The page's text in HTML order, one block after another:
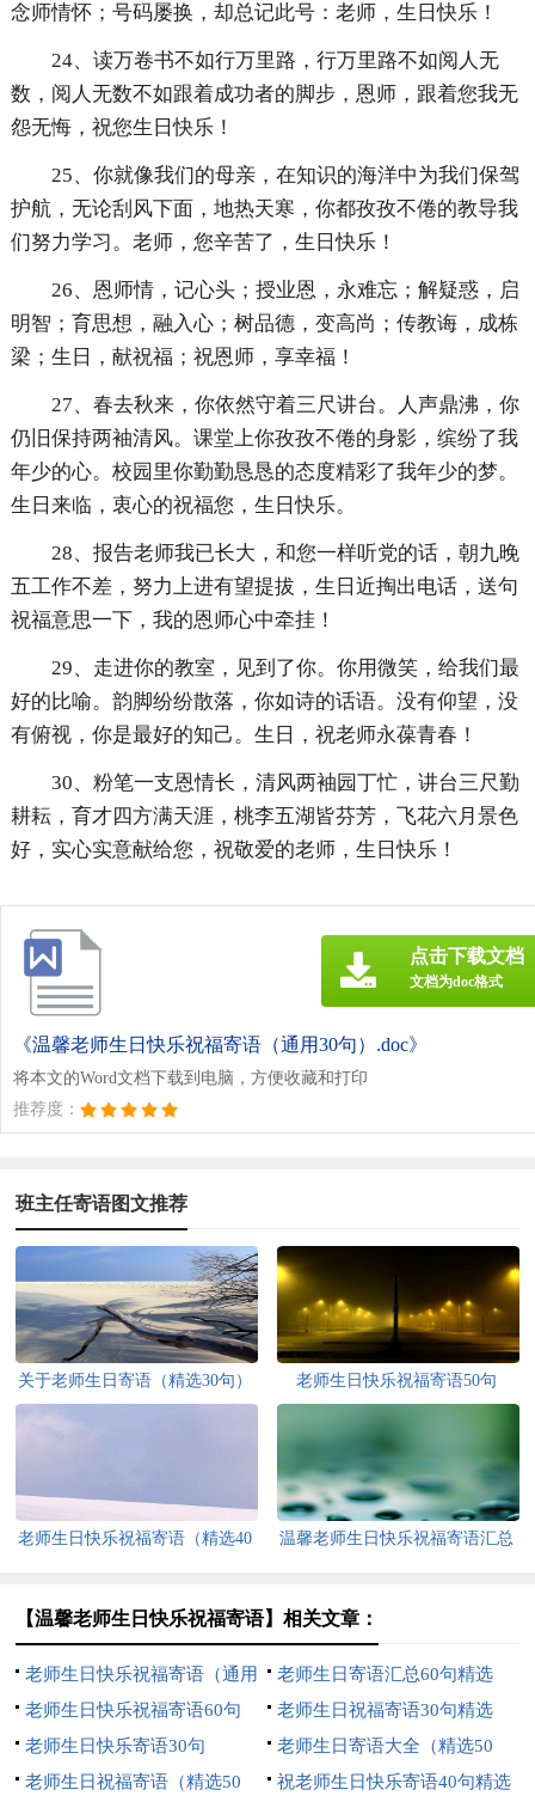
念师情怀；号码屡换，却总记此号：老师，生日快乐！
24、读万卷书不如行万里路，行万里路不如阅人无
数，阅人无数不如跟着成功者的脚步，恩师，跟着您我无
怨无悔，祝您生日快乐！
25、你就像我们的母亲，在知识的海洋中为我们保驾
护航，无论刮风下面，地热天寒，你都孜孜不倦的教导我
们努力学习。老师，您辛苦了，生日快乐！
26、恩师情，记心头；授业恩，永难忘；解疑惑，启
明智；育思想，融入心；树品德，变高尚；传教诲，成栋
梁；生日，献祝福；祝恩师，享幸福！
27、春去秋来，你依然守着三尺讲台。人声鼎沸，你
仍旧保持两袖清风。课堂上你孜孜不倦的身影，缤纷了我
年少的心。校园里你勤勤恳恳的态度精彩了我年少的梦。
生日来临，衷心的祝福您，生日快乐。
28、报告老师我已长大，和您一样听党的话，朝九晚
五工作不差，努力上进有望提拔，生日近掏出电话，送句
祝福意思一下，我的恩师心中牵挂！
29、走进你的教室，见到了你。你用微笑，给我们最
好的比喻。韵脚纷纷散落，你如诗的话语。没有仰望，没
有俯视，你是最好的知己。生日，祝老师永葆青春！
30、粉笔一支恩情长，清风两袖园丁忙，讲台三尺勤
耕耘，育才四方满天涯，桃李五湖皆芬芳，飞花六月景色
好，实心实意献给您，祝敬爱的老师，生日快乐！
《温馨老师生日快乐祝福寄语（通用30句）.doc》
将本文的Word文档下载到电脑，方便收藏和打印
推荐度：
点击下载文档
文档为doc格式
班主任寄语图文推荐
关于老师生日寄语（精选30句） 老师生日快乐祝福寄语50句
老师生日快乐祝福寄语（精选40
温馨老师生日快乐祝福寄语汇总
【温馨老师生日快乐祝福寄语】相关文章：
老师生日快乐祝福寄语（通用
30句）
老师生日寄语汇总60句精选
老师生日快乐祝福寄语60句
老师生日祝福寄语30句精选
老师生日快乐寄语30句
老师生日寄语大全（精选50
句）
老师生日祝福寄语（精选50
祝老师生日快乐寄语40句精选